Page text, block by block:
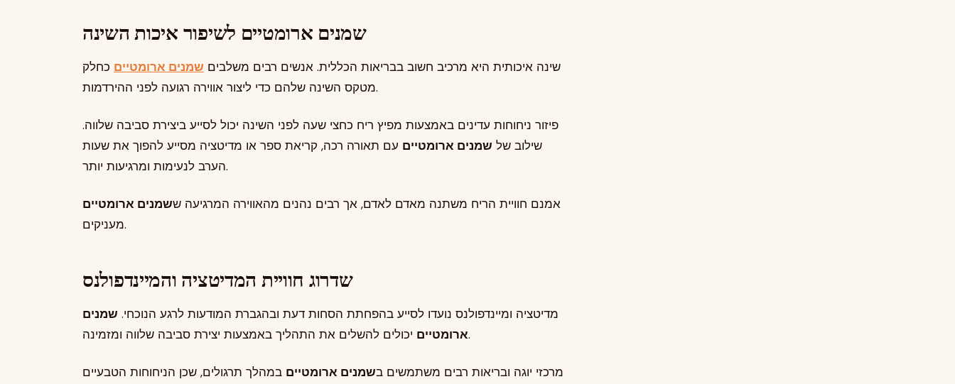
שמנים ארומטיים לשיפור איכות השינה
שינה איכותית היא מרכיב חשוב בבריאות הכללית. אנשים רבים משלבים שמנים ארומטיים כחלק
מטקס השינה שלהם כדי ליצור אווירה רגועה לפני ההירדמות.
פיזור ניחוחות עדינים באמצעות מפיץ ריח כחצי שעה לפני השינה יכול לסייע ביצירת סביבה שלווה.
שילוב של שמנים ארומטיים עם תאורה רכה, קריאת ספר או מדיטציה מסייע להפוך את שעות
הערב לנעימות ומרגיעות יותר.
אמנם חוויית הריח משתנה מאדם לאדם, אך רבים נהנים מהאווירה המרגיעה ששמנים ארומטיים
מעניקים.
שדרוג חוויית המדיטציה והמיינדפולנס
מדיטציה ומיינדפולנס נועדו לסייע בהפחתת הסחות דעת ובהגברת המודעות לרגע הנוכחי. שמנים
ארומטייםיכולים להשלים את התהליך באמצעות יצירת סביבה שלווה ומזמינה.
מרכזי יוגה ובריאות רבים משתמשים בשמנים ארומטיים במהלך תרגולים, שכן הניחוחות הטבעיים